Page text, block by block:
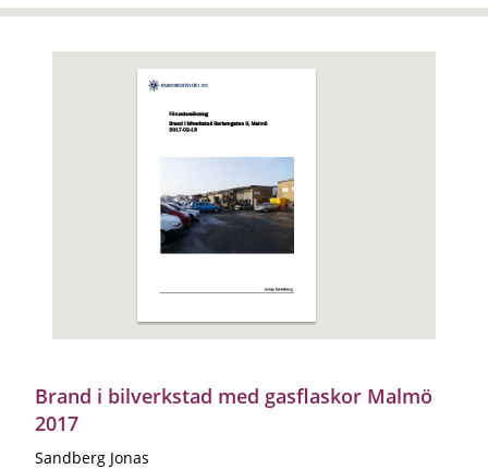
Brand i bilverkstad med gasflaskor Malmö
2017
Sandberg Jonas